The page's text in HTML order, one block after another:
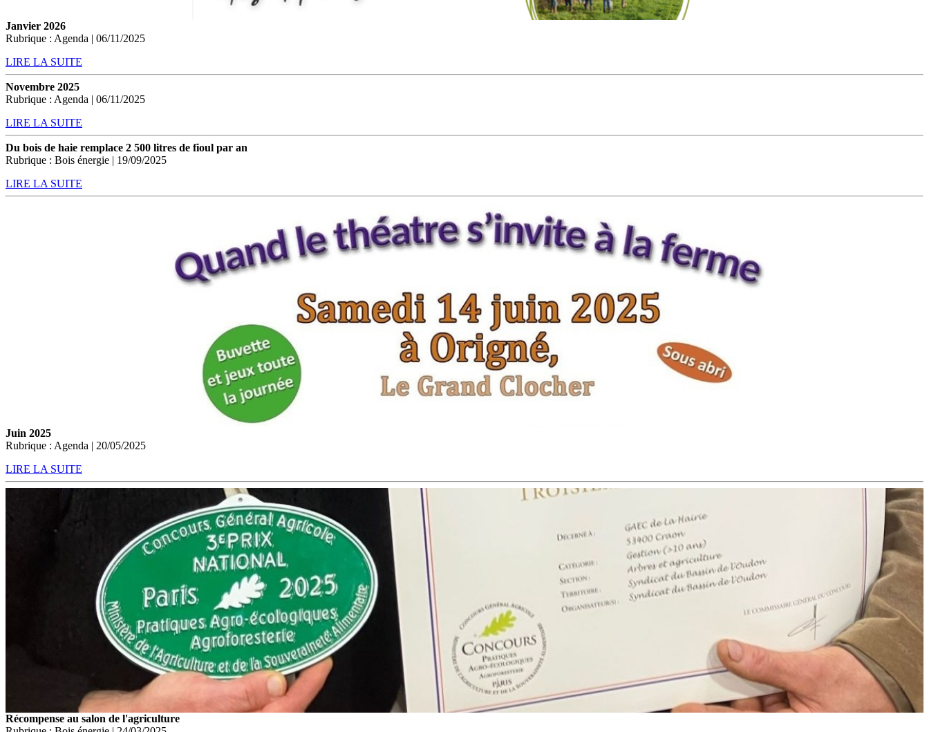
Janvier 2026
Rubrique : Agenda | 06/11/2025
LIRE LA SUITE
Novembre 2025
Rubrique : Agenda | 06/11/2025
LIRE LA SUITE
Du bois de haie remplace 2 500 litres de fioul par an
Rubrique : Bois énergie | 19/09/2025
LIRE LA SUITE
Juin 2025
Rubrique : Agenda | 20/05/2025
LIRE LA SUITE
Récompense au salon de l'agriculture